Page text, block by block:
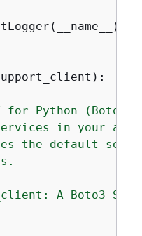
):
for Python
in your
the default
A Boto3